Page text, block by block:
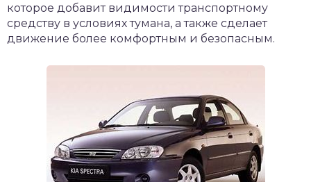
которое добавит видимости транспортному
средству в условиях тумана, а также сделает
движение более комфортным и безопасным.